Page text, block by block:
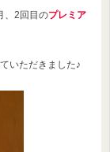
、2回目のプレミア
いただきました♪